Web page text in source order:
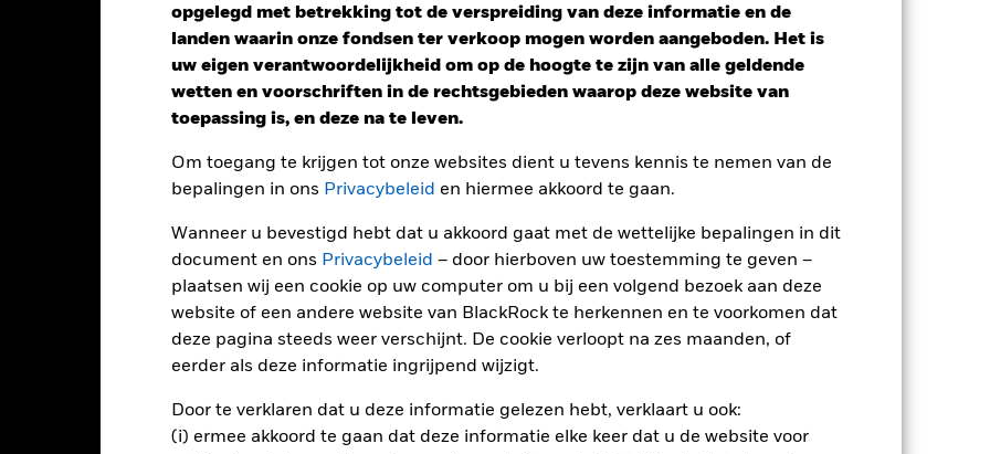
opgelegd met betrekking tot de verspreiding van deze informatie en de
landen waarin onze fondsen ter verkoop mogen worden aangeboden. Het is
uw eigen verantwoordelijkheid om op de hoogte te zijn van alle geldende
wetten en voorschriften in de rechtsgebieden waarop deze website van
toepassing is, en deze na te leven.
Om toegang te krijgen tot onze websites dient u tevens kennis te nemen van de
bepalingen in ons Privacybeleid en hiermee akkoord te gaan.
Wanneer u bevestigd hebt dat u akkoord gaat met de wettelijke bepalingen in dit
document en ons Privacybeleid – door hierboven uw toestemming te geven –
plaatsen wij een cookie op uw computer om u bij een volgend bezoek aan deze
website of een andere website van BlackRock te herkennen en te voorkomen dat
deze pagina steeds weer verschijnt. De cookie verloopt na zes maanden, of
eerder als deze informatie ingrijpend wijzigt.
Door te verklaren dat u deze informatie gelezen hebt, verklaart u ook:
(i) ermee akkoord te gaan dat deze informatie elke keer dat u de website voor
Performance
2024-05-31 00:00:00 to 2026-06-30 00:00:00.
Op jaarbasis Cumulatief 12 maanden
grafiek toont de prestatie van het product als het procentuele verlies of de winst per jaar over de
1 jaar vergeleken met de benchmark. Het kan u helpen om te beoordelen hoe het product in het
werd beheerd en het met de benchmark te vergelijken.
chart with 3 data series.
chart has 1 X axis displaying categories.